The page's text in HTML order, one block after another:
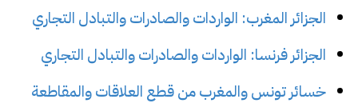
الجزائر المغرب: الواردات والصادرات والتبادل التجاري
الجزائر فرنسا: الواردات والصادرات والتبادل التجاري
خسائر تونس والمغرب من قطع العلاقات والمقاطعة